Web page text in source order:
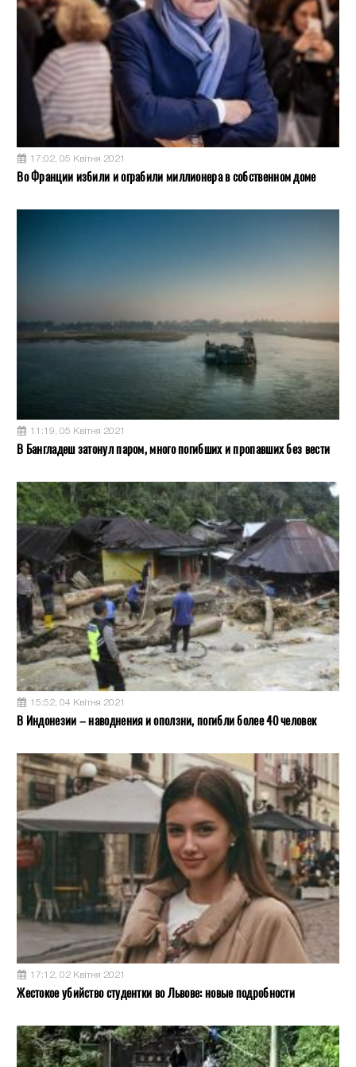
17:02, 05 Квітня 2021
Во Франции избили и ограбили миллионера в собственном доме
11:19, 05 Квітня 2021
В Бангладеш затонул паром, много погибших и пропавших без вести
15:52, 04 Квітня 2021
В Индонезии – наводнения и оползни, погибли более 40 человек
17:12, 02 Квітня 2021
Жестокое убийство студентки во Львове: новые подробности